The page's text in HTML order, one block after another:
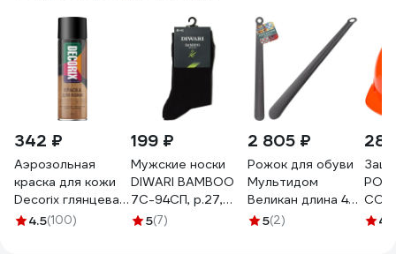
342 ₽
Аэрозольная
краска для кожи
Decorix глянцевая,
черная, 335 мл
4.5(100)
199 ₽
Мужские носки
DIWARI BAMBOO
7С-94СП, р.27,
000 черный
5(7)
2 805 ₽
Рожок для обуви
Мультидом
Великан длина 48
см NEW VL56-55
5(2) 4.8